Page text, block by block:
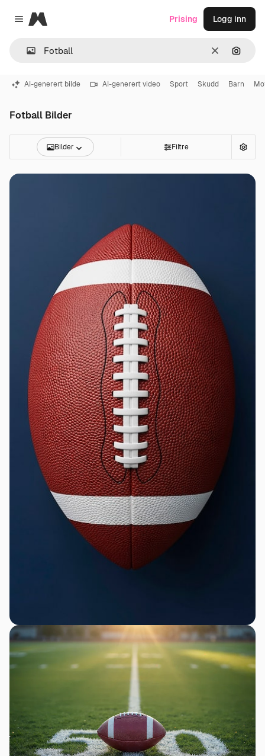
Close menu
Magnific
Slett Søk
Prising Logg inn
AI-generert bilde AI-generert video Sport Skudd Barn
Fotball Bilder
Bilder Filtre